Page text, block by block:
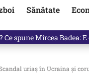
Sănătate
Ce spune Mircea Badea:
uriaș în Ucraina și